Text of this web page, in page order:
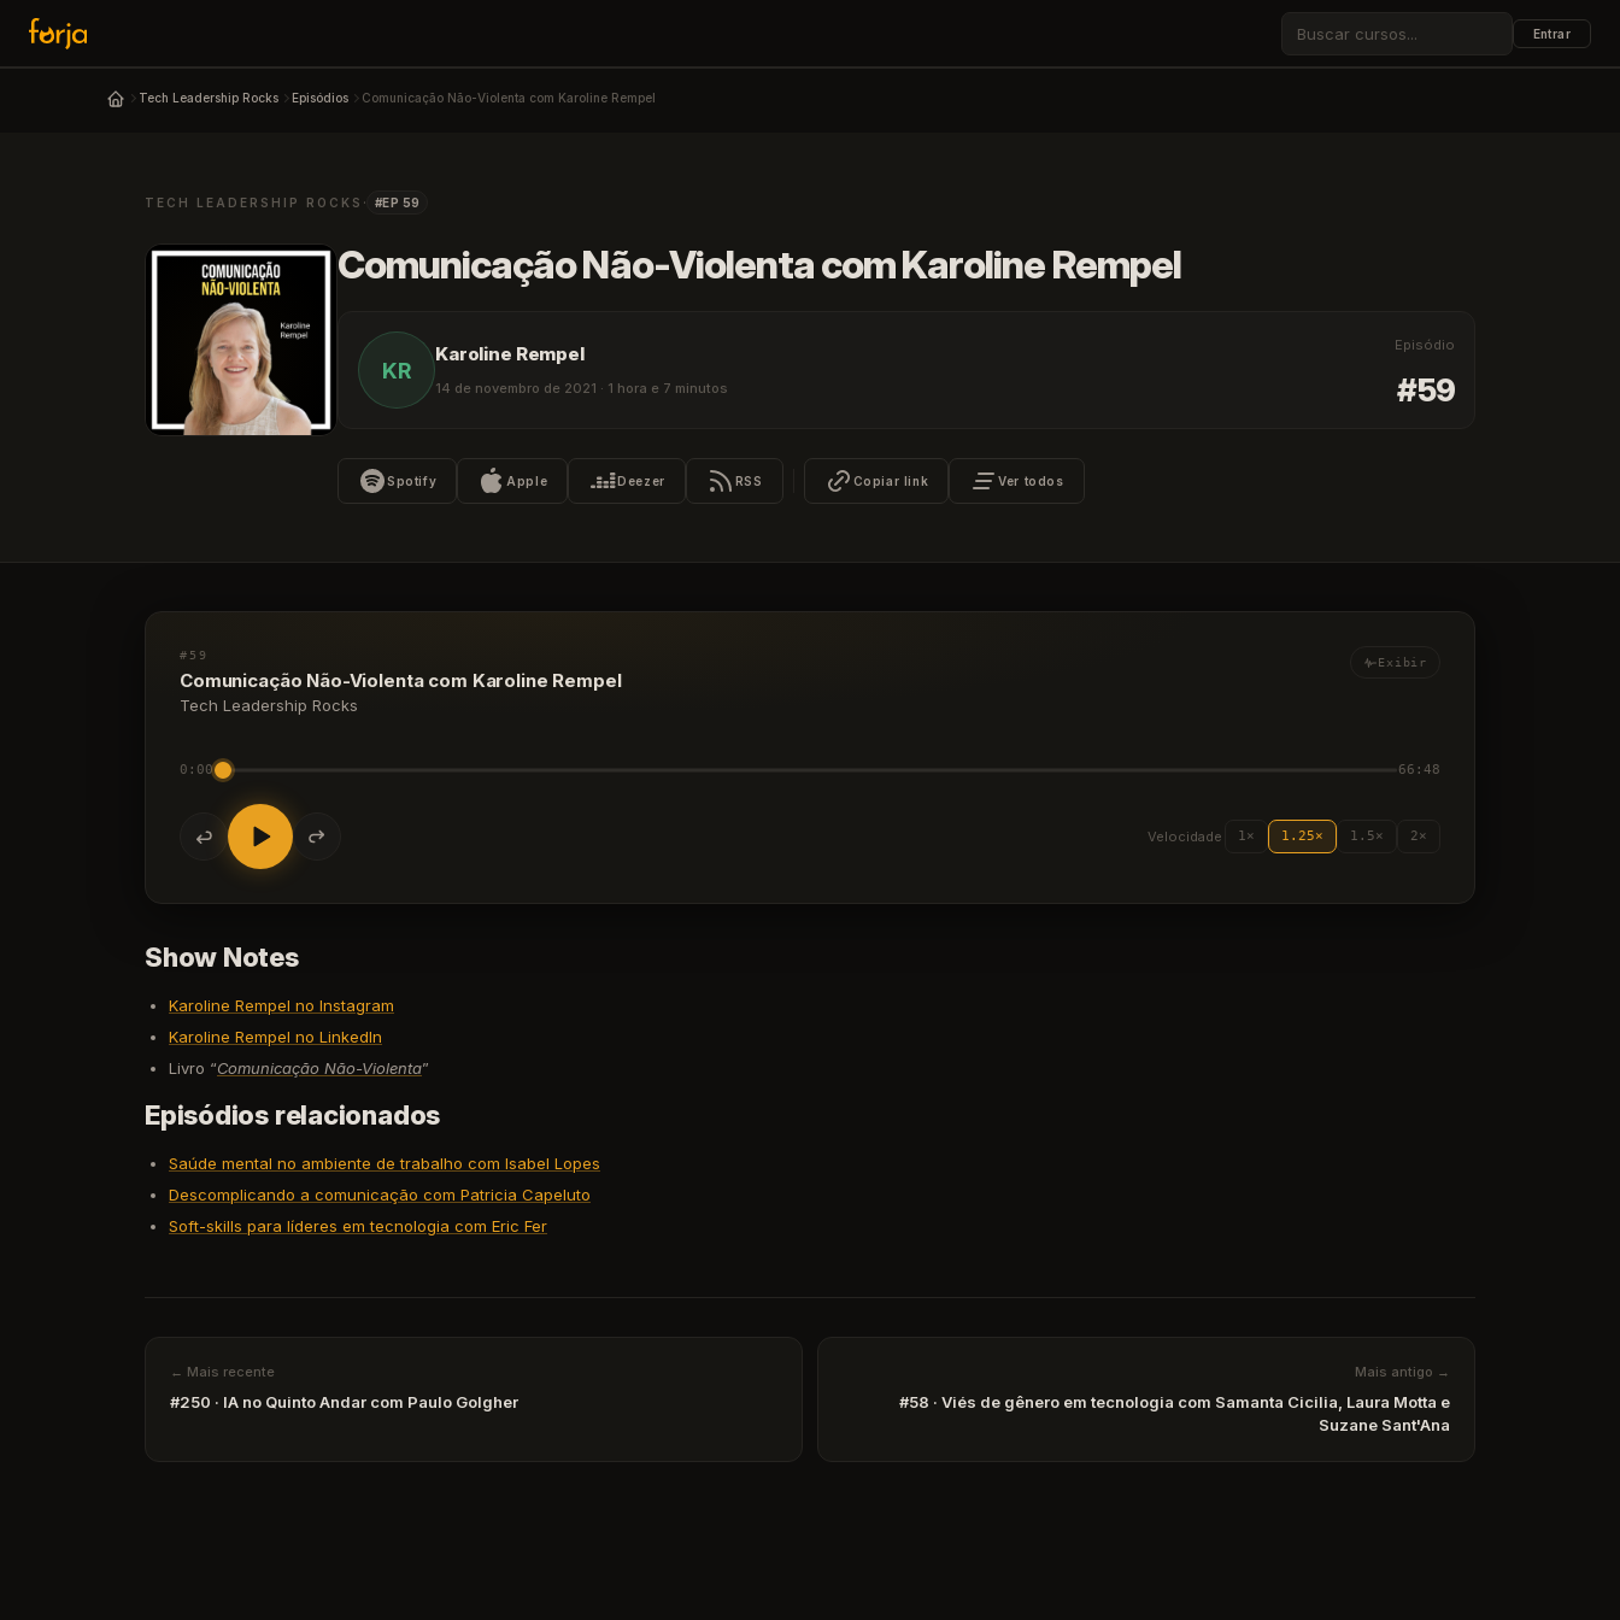
Entrar
Tech Leadership Rocks Episódios Comunicação Não-Violenta com Karoline Rempel
TECH LEADERSHIP ROCKS · #EP 59
Comunicação Não-Violenta com Karoline Rempel
KR
Karoline Rempel
14 de novembro de 2021 · 1 hora e 7 minutos
Episódio
#59
Spotify Apple Deezer RSS Copiar link Ver todos
#59
Comunicação Não-Violenta com Karoline Rempel
Tech Leadership Rocks
Exibir
0:00 66:48
Velocidade 1× 1.25× 1.5× 2×
Show Notes
Karoline Rempel no Instagram
Karoline Rempel no LinkedIn
Livro “Comunicação Não-Violenta”
Episódios relacionados
Saúde mental no ambiente de trabalho com Isabel Lopes
Descomplicando a comunicação com Patricia Capeluto
Soft-skills para líderes em tecnologia com Eric Fer
← Mais recente
#250 · IA no Quinto Andar com Paulo Golgher
Mais antigo →
#58 · Viés de gênero em tecnologia com Samanta Cicilia, Laura Motta e
Suzane Sant'Ana